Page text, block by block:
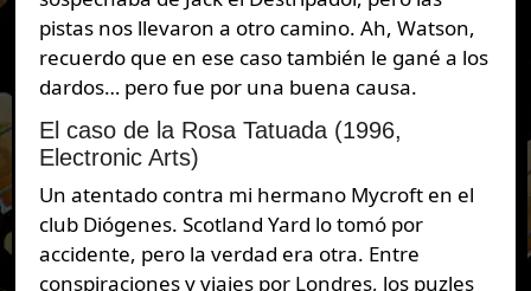
pistas nos llevaron a otro camino. Ah, Watson,
recuerdo que en ese caso también le gané a los
dardos… pero fue por una buena causa.
El caso de la Rosa Tatuada (1996,
Electronic Arts)
Un atentado contra mi hermano Mycroft en el
club Diógenes. Scotland Yard lo tomó por
accidente, pero la verdad era otra. Entre
conspiraciones y viajes por Londres, los puzles